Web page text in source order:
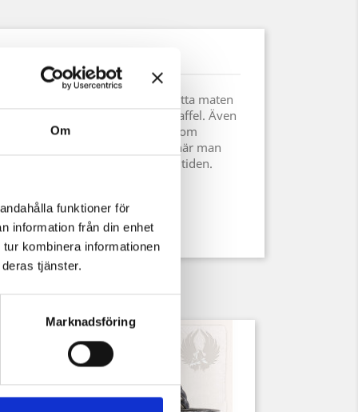
Om
funktioner för
information från din enhet
kombinera informationen
tjänster.
Marknadsföring
människor ätpinnen för att spetta maten
var i princip deras faktiska gaffel. Även
då, användes den vanligen som
för att hålla ner en köttbit när man
en stekgaffel används nu för tiden.